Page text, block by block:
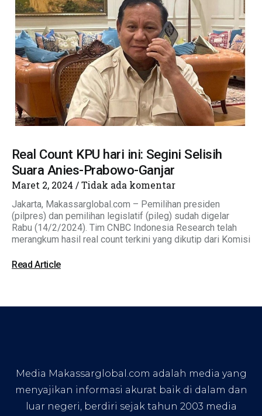
Real Count KPU hari ini: Segini Selisih
Suara Anies-Prabowo-Ganjar
Maret 2, 2024 Tidak ada komentar
Jakarta, Makassarglobal.com – Pemilihan presiden
(pilpres) dan pemilihan legislatif (pileg) sudah digelar
Rabu (14/2/2024). Tim CNBC Indonesia Research telah
merangkum hasil real count terkini yang dikutip dari Komisi
Read Article
Media Makassarglobal.com adalah media yang
menyajikan informasi akurat baik di dalam dan
luar negeri, berdiri sejak tahun 2003 media